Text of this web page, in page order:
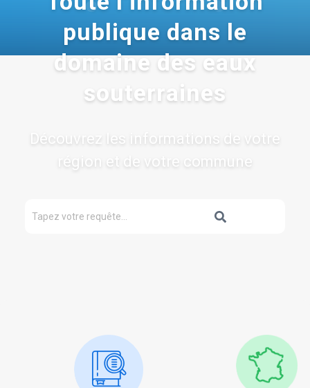
publique dans le
domaine des eaux
souterraines
Découvrez les informations de votre
région et de votre commune